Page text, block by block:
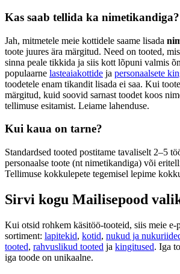
Kas saab tellida ka nimetikandiga?
Jah, mitmetele meie kottidele saame lisada
toote juures ära märgitud. Need on tooted,
sinna peale tikkida ja siis kott lõpuni valmis
populaarne lasteaiakottide ja personaalsete
toodetele enam tikandit lisada ei saa. Kui
märgitud, kuid soovid sarnast toodet koos
tellimuse esitamist. Leiame lahenduse.
Kui kaua on tarne?
Standardsed tooted postitame tavaliselt 2–5
personaalse toote (nt nimetikandiga) või
Tellimuse kokkulepete tegemisel lepime
Sirvi kogu Mailisepood
Kui otsid rohkem käsitöö-tooteid, siis meie e-
sortiment: lapitekid, kotid, nukud ja
tooted, rahvuslikud tooted ja kingitused. Iga
iga toode on unikaalne.